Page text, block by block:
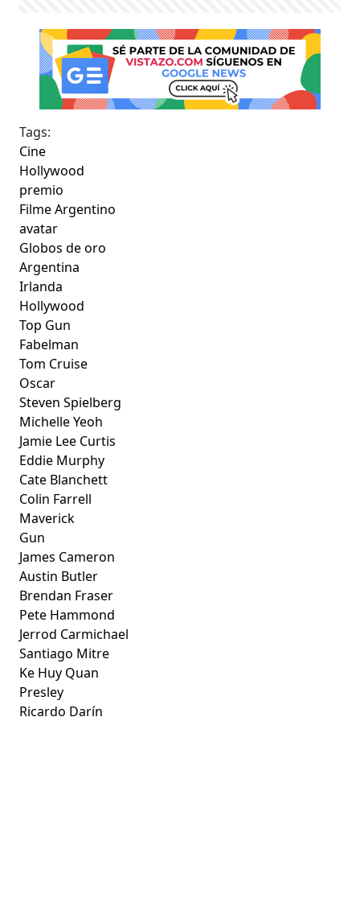
Tags:
Cine
Hollywood
premio
Filme Argentino
avatar
Globos de oro
Argentina
Irlanda
Hollywood
Top Gun
Fabelman
Tom Cruise
Oscar
Steven Spielberg
Michelle Yeoh
Jamie Lee Curtis
Eddie Murphy
Cate Blanchett
Colin Farrell
Maverick
Gun
James Cameron
Austin Butler
Brendan Fraser
Pete Hammond
Jerrod Carmichael
Santiago Mitre
Ke Huy Quan
Presley
Ricardo Darín